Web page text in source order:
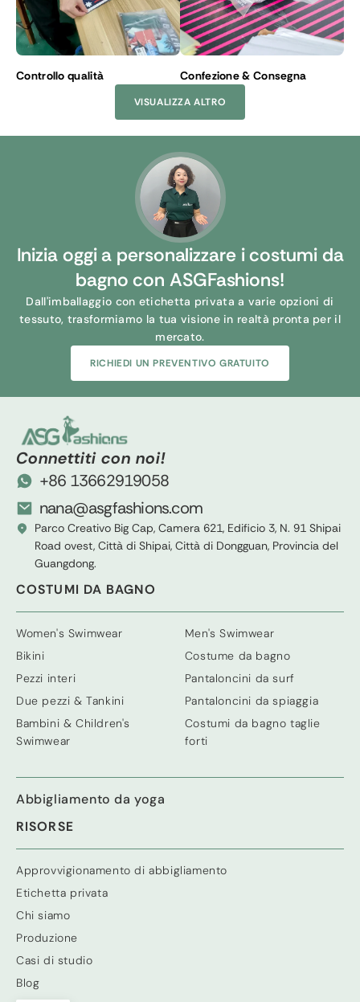
Controllo qualità Confezione & Consegna
VISUALIZZA ALTRO
Inizia oggi a personalizzare i costumi da
bagno con ASGFashions!
Dall'imballaggio con etichetta privata a varie opzioni di
tessuto, trasformiamo la tua visione in realtà pronta per il
mercato.
RICHIEDI UN PREVENTIVO GRATUITO
Connettiti con noi!
+86 13662919058
nana@asgfashions.com
Parco Creativo Big Cap, Camera 621, Edificio 3, N. 91 Shipai
Road ovest, Città di Shipai, Città di Dongguan, Provincia del
Guangdong.
COSTUMI DA BAGNO
Women's Swimwear
Bikini
Pezzi interi
Due pezzi & Tankini
Bambini & Children's
Swimwear
Men's Swimwear
Costume da bagno
Pantaloncini da surf
Pantaloncini da spiaggia
Costumi da bagno taglie
forti
Abbigliamento da yoga
RISORSE
Approvvigionamento di abbigliamento
Etichetta privata
Chi siamo
Produzione
Casi di studio
Blog